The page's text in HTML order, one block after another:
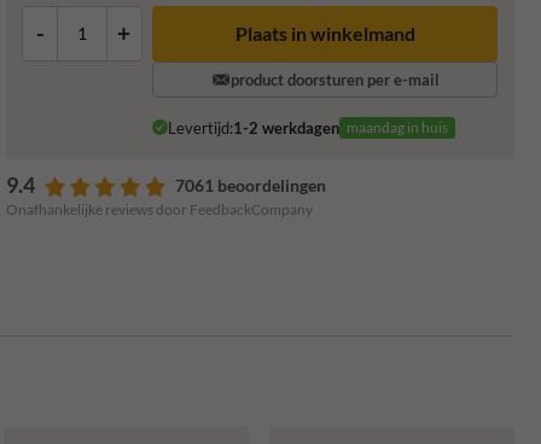
- + Plaats in winkelmand
product doorsturen per e-mail
Levertijd:1-2 werkdagen maandag in huis
9.4 7061 beoordelingen
Onafhankelijke reviews door FeedbackCompany